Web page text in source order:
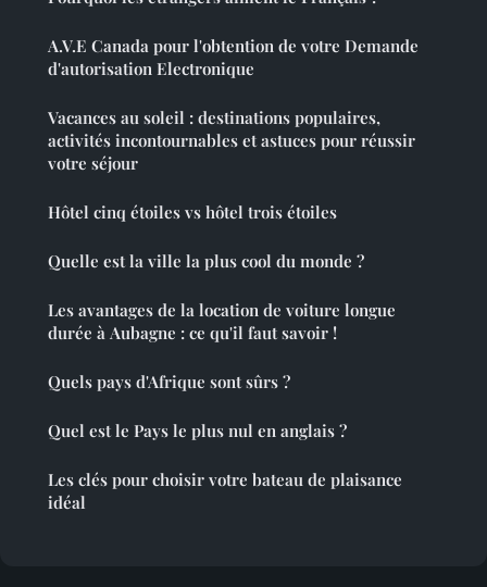
A.V.E Canada pour l'obtention de votre Demande
d'autorisation Electronique
Vacances au soleil : destinations populaires,
activités incontournables et astuces pour réussir
votre séjour
Hôtel cinq étoiles vs hôtel trois étoiles
Quelle est la ville la plus cool du monde ?
Les avantages de la location de voiture longue
durée à Aubagne : ce qu'il faut savoir !
Quels pays d'Afrique sont sûrs ?
Quel est le Pays le plus nul en anglais ?
Les clés pour choisir votre bateau de plaisance
idéal